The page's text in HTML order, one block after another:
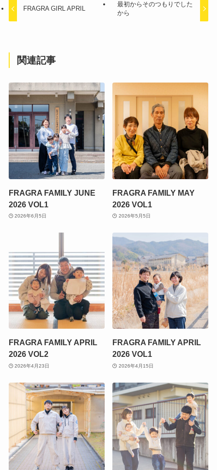
FRAGRA GIRL APRIL
最初からそのつもりでした
から
関連記事
FRAGRA FAMILY JUNE
2026 VOL1
2026年6月5日
FRAGRA FAMILY MAY
2026 VOL1
2026年5月5日
FRAGRA FAMILY APRIL
2026 VOL2
2026年4月23日
FRAGRA FAMILY APRIL
2026 VOL1
2026年4月15日